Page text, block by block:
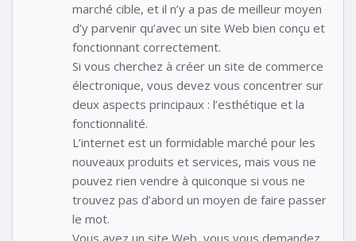
marché cible, et il n’y a pas de meilleur moyen
d’y parvenir qu’avec un site Web bien conçu et
fonctionnant correctement.
Si vous cherchez à créer un site de commerce
électronique, vous devez vous concentrer sur
deux aspects principaux : l’esthétique et la
fonctionnalité.
L’internet est un formidable marché pour les
nouveaux produits et services, mais vous ne
pouvez rien vendre à quiconque si vous ne
trouvez pas d’abord un moyen de faire passer
le mot.